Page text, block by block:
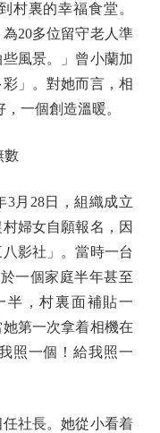
村裏的幸福食堂。
20多位留守老人準
風景。」曾小蘭加
」。對她而言，相
一個創造溫暖。
月28日，組織成立
婦女自願報名，因
影社」。當時一台
一個家庭半年甚至
半，村裏面補貼一
第一次拿着相機在
照一個！給我照一
社長。她從小看着